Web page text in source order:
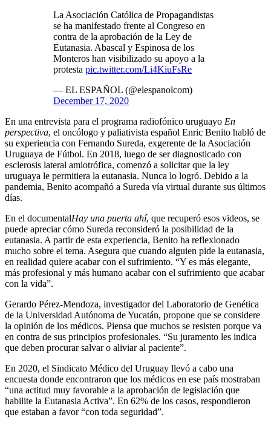
La Asociación Católica de Propagandistas
se ha manifestado frente al Congreso en
contra de la aprobación de la Ley de
Eutanasia. Abascal y Espinosa de los
Monteros han visibilizado su apoyo a la
protesta pic.twitter.com/Li4KiuFsRe
— EL ESPAÑOL (@elespanolcom)
December 17, 2020
En una entrevista para el programa radiofónico uruguayo En
perspectiva, el oncólogo y paliativista español Enric Benito habló de
su experiencia con Fernando Sureda, exgerente de la Asociación
Uruguaya de Fútbol. En 2018, luego de ser diagnosticado con
esclerosis lateral amiotrófica, comenzó a solicitar que la ley
uruguaya le permitiera la eutanasia. Nunca lo logró. Debido a la
pandemia, Benito acompañó a Sureda vía virtual durante sus últimos
días.
En el documentalHay una puerta ahí, que recuperó esos videos, se
puede apreciar cómo Sureda reconsideró la posibilidad de la
eutanasia. A partir de esta experiencia, Benito ha reflexionado
mucho sobre el tema. Asegura que cuando alguien pide la eutanasia,
en realidad quiere acabar con el sufrimiento. “Y es más elegante,
más profesional y más humano acabar con el sufrimiento que acabar
con la vida”.
Gerardo Pérez-Mendoza, investigador del Laboratorio de Genética
de la Universidad Autónoma de Yucatán, propone que se considere
la opinión de los médicos. Piensa que muchos se resisten porque va
en contra de sus principios profesionales. “Su juramento les indica
que deben procurar salvar o aliviar al paciente”.
En 2020, el Sindicato Médico del Uruguay llevó a cabo una
encuesta donde encontraron que los médicos en ese país mostraban
“una actitud muy favorable a la aprobación de legislación que
habilite la Eutanasia Activa”. En 62% de los casos, respondieron
que estaban a favor “con toda seguridad”.